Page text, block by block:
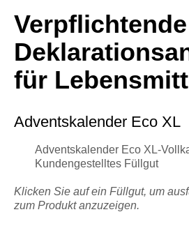
Verpflichtende
für
Adventskalender Eco XL
Adventskalender Eco XL-
Kundengestelltes Füllgut
Klicken Sie auf ein Füllgut, um
zum Produkt anzuzeigen.